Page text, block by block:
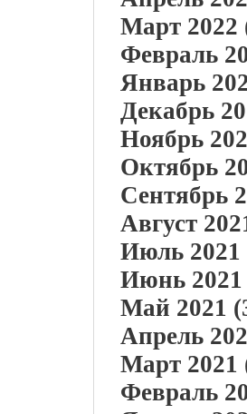
Март 2022
Февраль
Январь
Декабрь
Ноябрь
Октябрь
Сентябрь
Август
Июль 2021
Июнь 2021
Май 2021
Апрель
Март 2021
Февраль